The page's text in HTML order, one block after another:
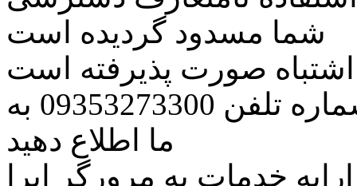
شما مسدود گردیده است
اشتباه صورت پذیرفته است
مراتب این مسئله را از طریق شماره تلفن 09353273300 به
ما اطلاع دهید
خدمات به مرورگر اپرا